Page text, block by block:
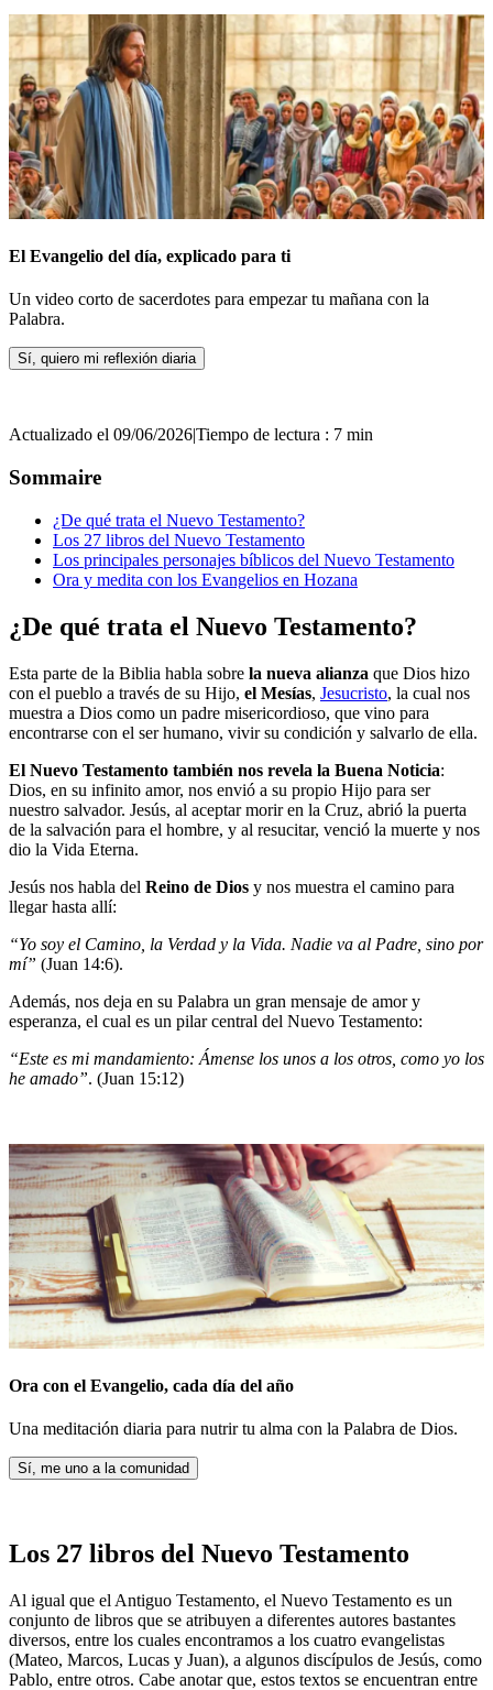
El Evangelio del día, explicado para ti
Un video corto de sacerdotes para empezar tu mañana con la
Palabra.
Sí, quiero mi reflexión diaria
Actualizado el 09/06/2026|Tiempo de lectura : 7 min
Sommaire
¿De qué trata el Nuevo Testamento?
Los 27 libros del Nuevo Testamento
Los principales personajes bíblicos del Nuevo Testamento
Ora y medita con los Evangelios en Hozana
¿De qué trata el Nuevo Testamento?
Esta parte de la Biblia habla sobre la nueva alianza que Dios hizo
con el pueblo a través de su Hijo, el Mesías, Jesucristo, la cual nos
muestra a Dios como un padre misericordioso, que vino para
encontrarse con el ser humano, vivir su condición y salvarlo de ella.
El Nuevo Testamento también nos revela la Buena Noticia:
Dios, en su infinito amor, nos envió a su propio Hijo para ser
nuestro salvador. Jesús, al aceptar morir en la Cruz, abrió la puerta
de la salvación para el hombre, y al resucitar, venció la muerte y nos
dio la Vida Eterna.
Jesús nos habla del Reino de Dios y nos muestra el camino para
llegar hasta allí:
“Yo soy el Camino, la Verdad y la Vida. Nadie va al Padre, sino por
mí” (Juan 14:6).
Además, nos deja en su Palabra un gran mensaje de amor y
esperanza, el cual es un pilar central del Nuevo Testamento:
“Este es mi mandamiento: Ámense los unos a los otros, como yo los
he amado”. (Juan 15:12)
Ora con el Evangelio, cada día del año
Una meditación diaria para nutrir tu alma con la Palabra de Dios.
Sí, me uno a la comunidad
Los 27 libros del Nuevo Testamento
Al igual que el Antiguo Testamento, el Nuevo Testamento es un
conjunto de libros que se atribuyen a diferentes autores bastantes
diversos, entre los cuales encontramos a los cuatro evangelistas
(Mateo, Marcos, Lucas y Juan), a algunos discípulos de Jesús, como
Pablo, entre otros. Cabe anotar que, estos textos se encuentran entre